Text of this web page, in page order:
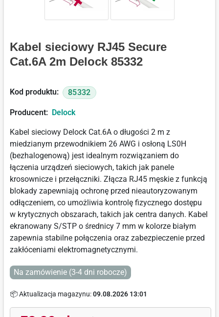
Kabel sieciowy RJ45 Secure
Cat.6A 2m Delock 85332
Kod produktu: 85332
Producent: Delock
Kabel sieciowy Delock Cat.6A o długości 2 m z
miedzianym przewodnikiem 26 AWG i osłoną LS0H
(bezhalogenową) jest idealnym rozwiązaniem do
łączenia urządzeń sieciowych, takich jak panele
krosownicze i przełączniki. Złącza RJ45 męskie z funkcją
blokady zapewniają ochronę przed nieautoryzowanym
odłączeniem, co umożliwia kontrolę fizycznego dostępu
w krytycznych obszarach, takich jak centra danych. Kabel
ekranowany S/STP o średnicy 7 mm w kolorze białym
zapewnia stabilne połączenia oraz zabezpieczenie przed
zakłóceniami elektromagnetycznymi.
Na zamówienie (3-4 dni robocze)
📦 Aktualizacja magazynu:09.08.2026 13:01